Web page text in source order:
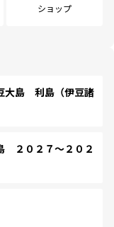
ショップ
島 利島（伊豆諸
２０２７～２０２